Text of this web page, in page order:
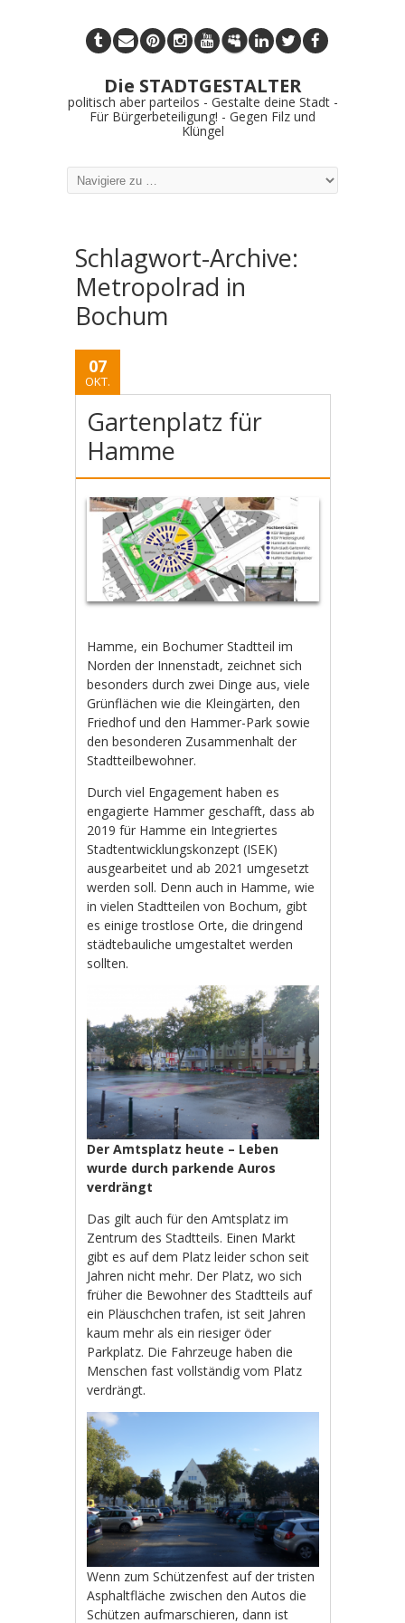
Die STADTGESTALTER
politisch aber parteilos - Gestalte deine Stadt -
Für Bürgerbeteiligung! - Gegen Filz und
Klüngel
Schlagwort-Archive:
Metropolrad in
Bochum
07
OKT.
Gartenplatz für
Hamme
Hamme, ein Bochumer Stadtteil im
Norden der Innenstadt, zeichnet sich
besonders durch zwei Dinge aus, viele
Grünflächen wie die Kleingärten, den
Friedhof und den Hammer-Park sowie
den besonderen Zusammenhalt der
Stadtteilbewohner.
Durch viel Engagement haben es
engagierte Hammer geschafft, dass ab
2019 für Hamme ein Integriertes
Stadtentwicklungskonzept (ISEK)
ausgearbeitet und ab 2021 umgesetzt
werden soll. Denn auch in Hamme, wie
in vielen Stadtteilen von Bochum, gibt
es einige trostlose Orte, die dringend
städtebauliche umgestaltet werden
sollten.
Der Amtsplatz heute – Leben
wurde durch parkende Auros
verdrängt
Das gilt auch für den Amtsplatz im
Zentrum des Stadtteils. Einen Markt
gibt es auf dem Platz leider schon seit
Jahren nicht mehr. Der Platz, wo sich
früher die Bewohner des Stadtteils auf
ein Pläuschchen trafen, ist seit Jahren
kaum mehr als ein riesiger öder
Parkplatz. Die Fahrzeuge haben die
Menschen fast vollständig vom Platz
verdrängt.
Wenn zum Schützenfest auf der tristen
Asphaltfläche zwischen den Autos die
Schützen aufmarschieren, dann ist